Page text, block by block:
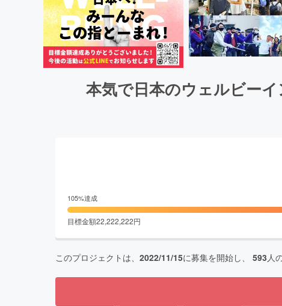
本気で日本のウェルビー
105%達成
目標金額22,222,222円
このプロジェクトは、 2022/11/15に募集を開始し、 593 人